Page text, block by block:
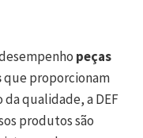
peças
que proporcionam
qualidade, a DEF
produtos são